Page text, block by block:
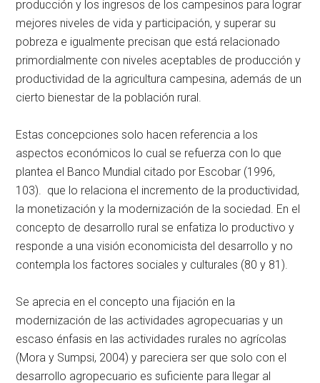
producción y los ingresos de los campesinos para lograr
mejores niveles de vida y participación, y superar su
pobreza e igualmente precisan que está relacionado
primordialmente con niveles aceptables de producción y
productividad de la agricultura campesina, además de un
cierto bienestar de la población rural.
Estas concepciones solo hacen referencia a los
aspectos económicos lo cual se refuerza con lo que
plantea el Banco Mundial citado por Escobar (1996,
103). que lo relaciona el incremento de la productividad,
la monetización y la modernización de la sociedad. En el
concepto de desarrollo rural se enfatiza lo productivo y
responde a una visión economicista del desarrollo y no
contempla los factores sociales y culturales (80 y 81).
Se aprecia en el concepto una fijación en la
modernización de las actividades agropecuarias y un
escaso énfasis en las actividades rurales no agrícolas
(Mora y Sumpsi, 2004) y pareciera ser que solo con el
desarrollo agropecuario es suficiente para llegar al